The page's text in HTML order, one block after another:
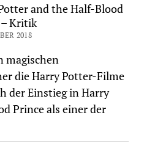
and the Half-Blood
Kritik
2018
magischen
die Harry Potter-Filme
der Einstieg in Harry
Prince als einer der